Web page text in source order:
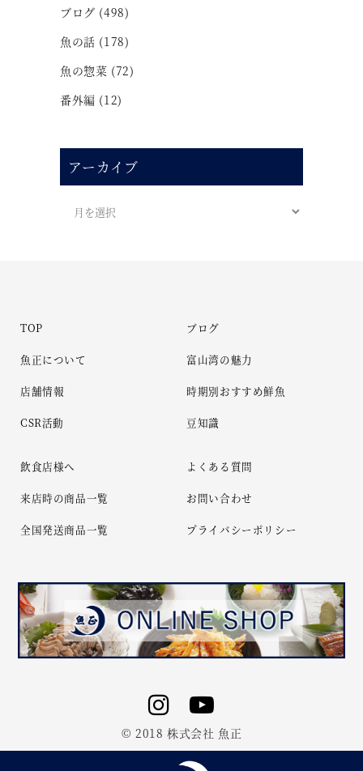
ブログ (498)
魚の話 (178)
魚の惣菜 (72)
番外編 (12)
アーカイブ
TOP
魚正について
店舗情報
CSR活動
ブログ
富山湾の魅力
時期別おすすめ鮮魚
豆知識
飲食店様へ
来店時の商品一覧
全国発送商品一覧
よくある質問
お問い合わせ
プライバシーポリシー
© 2018 株式会社 魚正